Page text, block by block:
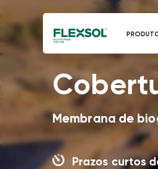
Membrana de
Prazos curtos